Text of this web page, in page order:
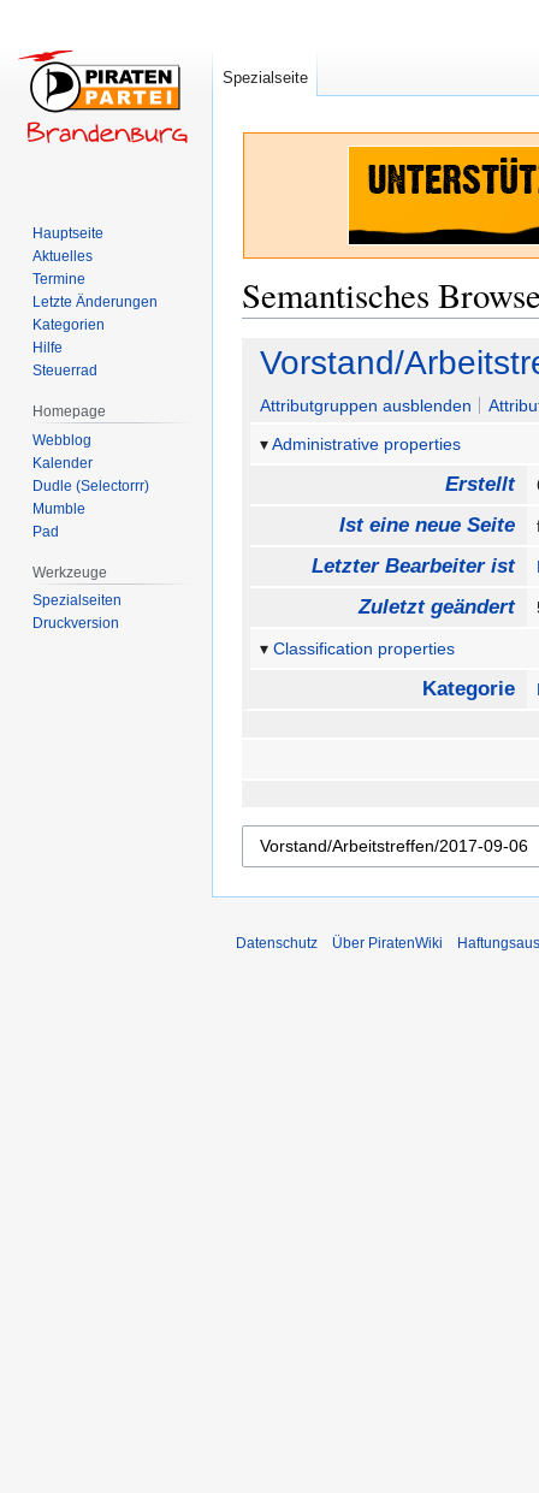
Semantisches
Zur
Navigation
springen
Zur
Suche
springen
Vorstand/
Attributgruppen ausblenden
Administrative properties
Erstellt
Ist eine neue Seite
Letzter Bearbeiter ist
Zuletzt geändert
Classification properties
Kategorie
Spezialseite
Hauptseite
Aktuelles
Termine
Letzte Änderungen
Kategorien
Hilfe
Steuerrad
Homepage
Webblog
Kalender
Dudle (Selectorrr)
Mumble
Pad
Werkzeuge
Spezialseiten
Druckversion
Datenschutz Über PiratenWiki